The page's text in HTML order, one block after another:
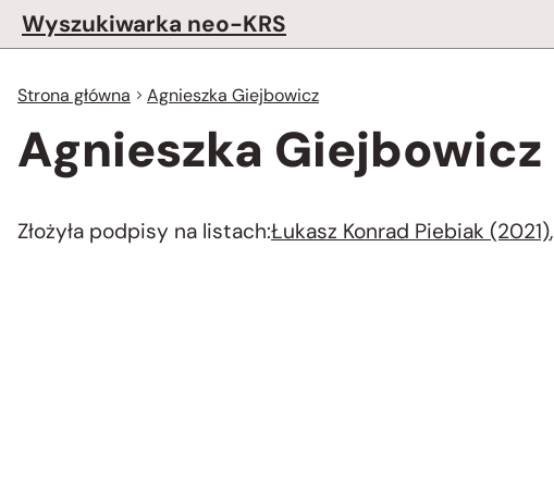
Wyszukiwarka neo-KRS
Strona główna Agnieszka Giejbowicz
Agnieszka Giejbowicz
Złożyła podpisy na listach:Łukasz Konrad Piebiak (2021),